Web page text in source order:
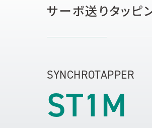
サーボ送りタッピ
SYNCHROTAPPER
ST1M